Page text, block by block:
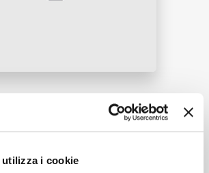
i cookie
O'er Me(Live On The